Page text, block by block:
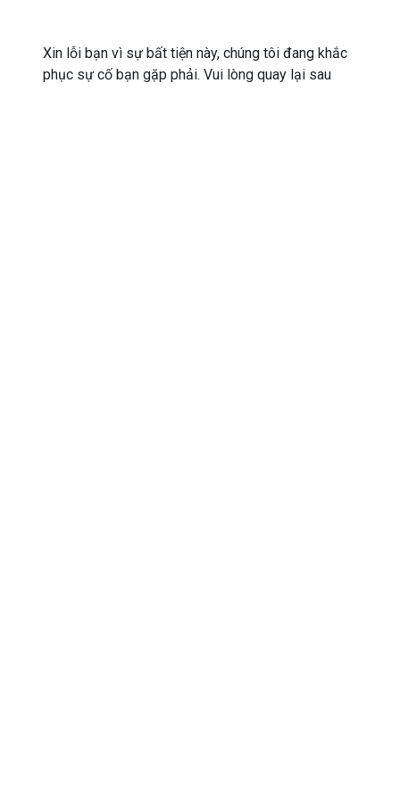
Xin lỗi bạn vì sự bất tiện này, chúng tôi đang khắc
phục sự cố bạn gặp phải. Vui lòng quay lại sau